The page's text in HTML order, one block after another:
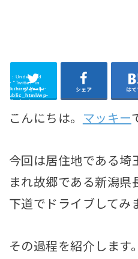
ツイート
: Undefined
key "Twitter" in
makihiro7/maki-
public_html/wp-
plugins/sns-
on line 2897
シェア はて
こんにちは。 マッキー
今回は居住地である埼
まれ故郷である新潟県
下道でドライブしてみ
その過程を紹介します。